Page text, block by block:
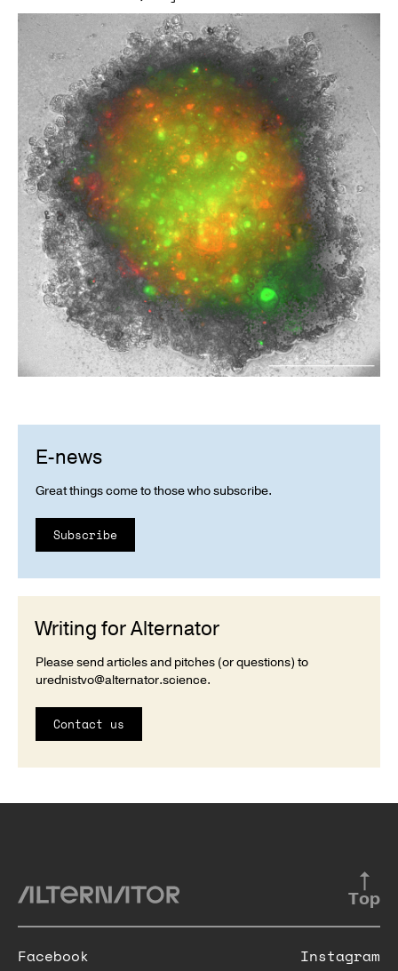
E-news
Great things come to those who subscribe.
Subscribe
Writing for Alternator
Please send articles and pitches (or questions) to
urednistvo@alternator.science.
Contact us
Top
Facebook Instagram